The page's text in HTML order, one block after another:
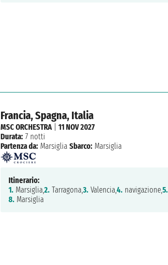
Francia, Spagna, Italia
MSC ORCHESTRA| 11 NOV 2027
Durata: 7 notti
Partenza da: Marsiglia Sbarco: Marsiglia
Itinerario:
1. Marsiglia,2. Tarragona,3. Valencia,4. navigazione,5.
8. Marsiglia